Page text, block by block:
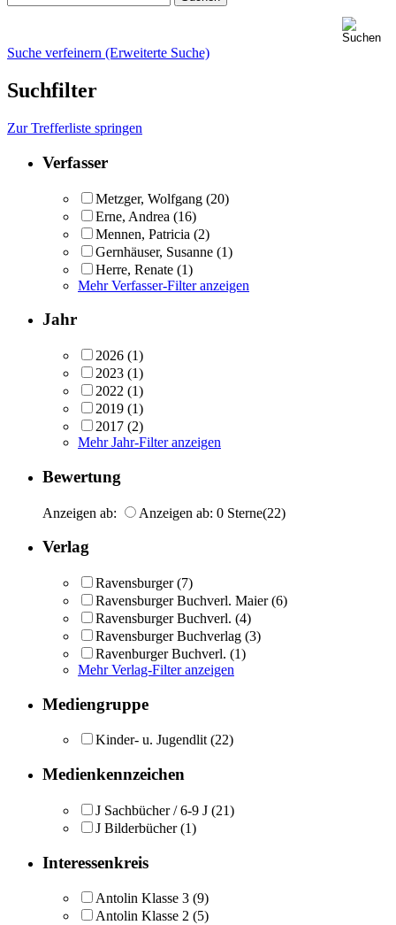
Suche verfeinern (Erweiterte Suche)
Suchfilter
Zur Trefferliste springen
Verfasser
Metzger, Wolfgang (20)
Erne, Andrea (16)
Mennen, Patricia (2)
Gernhäuser, Susanne (1)
Herre, Renate (1)
Mehr Verfasser-Filter anzeigen
Jahr
2026 (1)
2023 (1)
2022 (1)
2019 (1)
2017 (2)
Mehr Jahr-Filter anzeigen
Bewertung
Anzeigen ab: Anzeigen ab: 0 Sterne(22)
Verlag
Ravensburger (7)
Ravensburger Buchverl. Maier (6)
Ravensburger Buchverl. (4)
Ravensburger Buchverlag (3)
Ravenburger Buchverl. (1)
Mehr Verlag-Filter anzeigen
Mediengruppe
Kinder- u. Jugendlit (22)
Medienkennzeichen
J Sachbücher / 6-9 J (21)
J Bilderbücher (1)
Interessenkreis
Antolin Klasse 3 (9)
Antolin Klasse 2 (5)